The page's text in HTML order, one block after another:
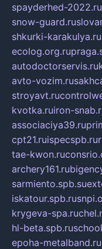
spayderhed-2022.ru
snow-guard.ru
shkurki-karakulya.ru
ecolog.org.ru
autodoctorservis.ru
avto-vozim.ru
stroyavt.ru
kvotka.ruiron-
associaciya39.ru
cpt21.ruispecspb.ru
tae-kwon.ru
archery161.ru
sarmiento.spb.su
iskatour.spb.ru
krygeva-spa.ru
hl-beta.spb.ru
epoha-metalband.ru